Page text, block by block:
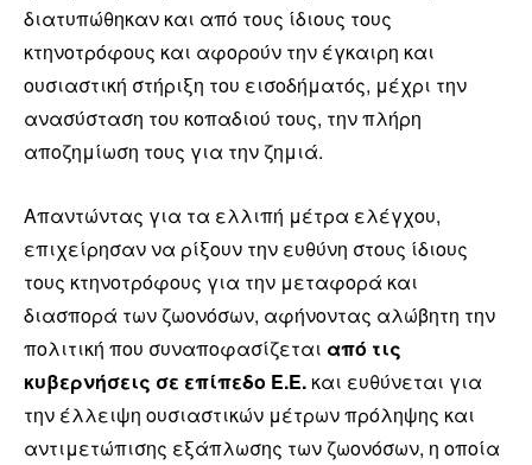
διατυπώθηκαν και από τους ίδιους τους
κτηνοτρόφους και αφορούν την έγκαιρη και
ουσιαστική στήριξη του εισοδήματός, μέχρι την
ανασύσταση του κοπαδιού τους, την πλήρη
αποζημίωση τους για την ζημιά.
Απαντώντας για τα ελλιπή μέτρα ελέγχου,
επιχείρησαν να ρίξουν την ευθύνη στους ίδιους
τους κτηνοτρόφους για την μεταφορά και
διασπορά των ζωονόσων, αφήνοντας αλώβητη την
πολιτική που συναποφασίζεται από τις
κυβερνήσεις σε επίπεδο Ε.Ε. και ευθύνεται για
την έλλειψη ουσιαστικών μέτρων πρόληψης και
αντιμετώπισης εξάπλωσης των ζωονόσων, η οποία